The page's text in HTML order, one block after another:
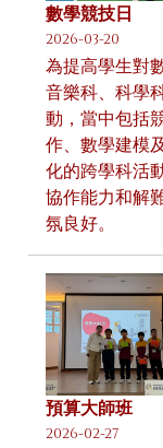
數學競技日
2026-03-20
為提高學生對
音樂科、科學
動，當中包括
作、數學建模
化的跨學科活
協作能力和解
氛良好。
預算大師班
2026-02-27